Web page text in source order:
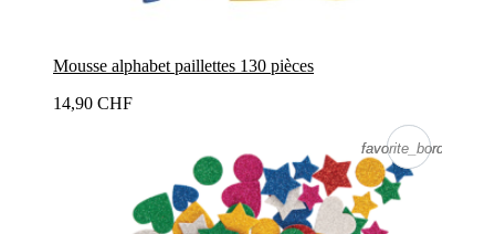
Mousse alphabet paillettes 130 pièces
14,90 CHF
favorite_border
favorite_border